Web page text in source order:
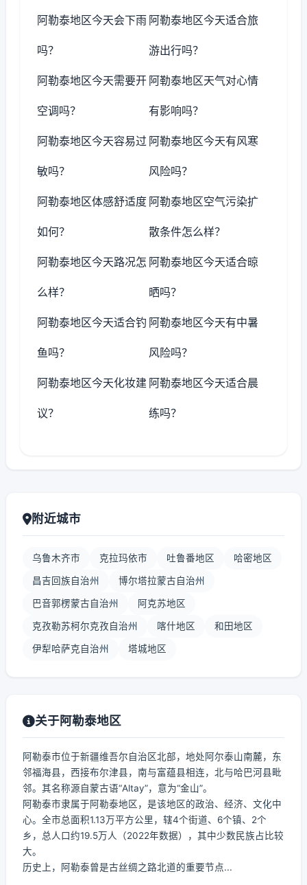
阿勒泰地区今天会下雨
吗？
阿勒泰地区今天适合旅
游出行吗？
阿勒泰地区今天需要开
空调吗？
阿勒泰地区天气对心情
有影响吗？
阿勒泰地区今天容易过
敏吗？
阿勒泰地区今天有风寒
风险吗？
阿勒泰地区体感舒适度
如何？
阿勒泰地区空气污染扩
散条件怎么样？
阿勒泰地区今天路况怎
么样？
阿勒泰地区今天适合晾
晒吗？
阿勒泰地区今天适合钓
鱼吗？
阿勒泰地区今天有中暑
风险吗？
阿勒泰地区今天化妆建
议？
阿勒泰地区今天适合晨
练吗？
附近城市
乌鲁木齐市 克拉玛依市 吐鲁番地区 哈密地区
昌吉回族自治州 博尔塔拉蒙古自治州
巴音郭楞蒙古自治州 阿克苏地区
克孜勒苏柯尔克孜自治州 喀什地区 和田地区
伊犁哈萨克自治州 塔城地区
关于阿勒泰地区
阿勒泰市位于新疆维吾尔自治区北部，地处阿尔泰山南麓，东
邻福海县，西接布尔津县，南与富蕴县相连，北与哈巴河县毗
邻。其名称源自蒙古语“Altay”，意为“金山”。
阿勒泰市隶属于阿勒泰地区，是该地区的政治、经济、文化中
心。全市总面积1.13万平方公里，辖4个街道、6个镇、2个
乡，总人口约19.5万人（2022年数据），其中少数民族占比较
大。
历史上，阿勒泰曾是古丝绸之路北道的重要节点...